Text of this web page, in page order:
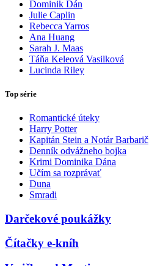
Dominik Dán
Julie Caplin
Rebecca Yarros
Ana Huang
Sarah J. Maas
Táňa Keleová Vasilková
Lucinda Riley
Top série
Romantické úteky
Harry Potter
Kapitán Stein a Notár Barbarič
Denník odvážneho bojka
Krimi Dominika Dána
Učím sa rozprávať
Duna
Smradi
Darčekové poukážky
Čítačky e-kníh